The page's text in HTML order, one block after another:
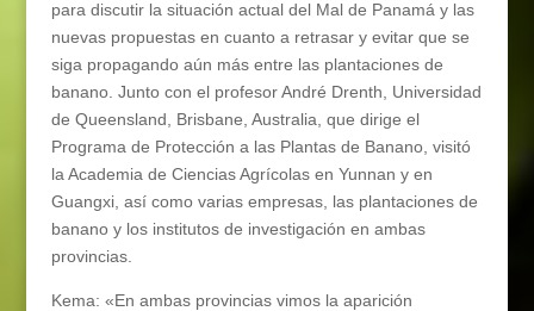
para discutir la situación actual del Mal de Panamá y las
nuevas propuestas en cuanto a retrasar y evitar que se
siga propagando aún más entre las plantaciones de
banano. Junto con el profesor André Drenth, Universidad
de Queensland, Brisbane, Australia, que dirige el
Programa de Protección a las Plantas de Banano, visitó
la Academia de Ciencias Agrícolas en Yunnan y en
Guangxi, así como varias empresas, las plantaciones de
banano y los institutos de investigación en ambas
provincias.
Kema: «En ambas provincias vimos la aparición